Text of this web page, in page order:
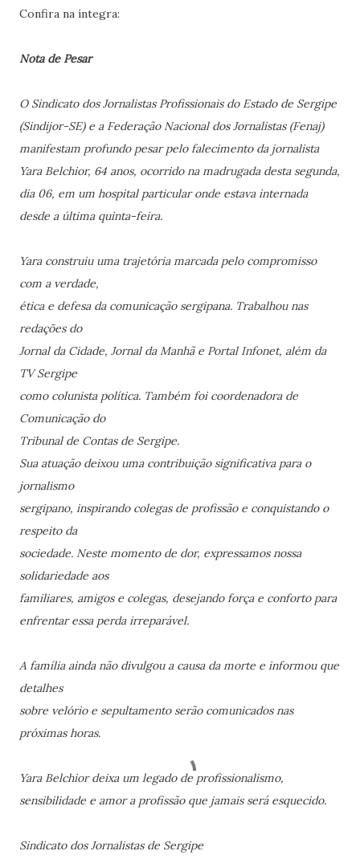
Confira na íntegra:
Nota de Pesar
O Sindicato dos Jornalistas Profissionais do Estado de Sergipe
(Sindijor-SE) e a Federação Nacional dos Jornalistas (Fenaj)
manifestam profundo pesar pelo falecimento da jornalista
Yara Belchior, 64 anos, ocorrido na madrugada desta segunda,
dia 06, em um hospital particular onde estava internada
desde a última quinta-feira.
Yara construiu uma trajetória marcada pelo compromisso
com a verdade,
ética e defesa da comunicação sergipana. Trabalhou nas
redações do
Jornal da Cidade, Jornal da Manhã e Portal Infonet, além da
TV Sergipe
como colunista política. Também foi coordenadora de
Comunicação do
Tribunal de Contas de Sergipe.
Sua atuação deixou uma contribuição significativa para o
jornalismo
sergipano, inspirando colegas de profissão e conquistando o
respeito da
sociedade. Neste momento de dor, expressamos nossa
solidariedade aos
familiares, amigos e colegas, desejando força e conforto para
enfrentar essa perda irreparável.
A família ainda não divulgou a causa da morte e informou que
detalhes
sobre velório e sepultamento serão comunicados nas
próximas horas.
Yara Belchior deixa um legado de profissionalismo,
sensibilidade e amor a profissão que jamais será esquecido.
Sindicato dos Jornalistas de Sergipe